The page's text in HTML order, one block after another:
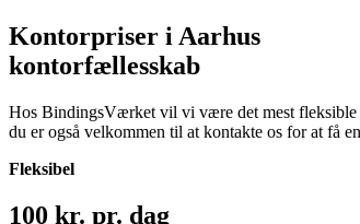
Kontorpriser i Aarhus
kontorfællesskab
Hos BindingsVærket vil vi være det mest fleksible
du er også velkommen til at kontakte os for at få
Fleksibel
100 kr. pr. dag